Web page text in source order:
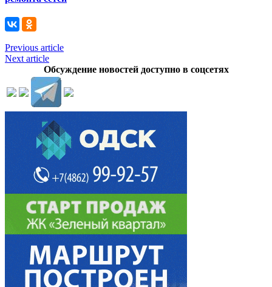
Previous article
Next article
Обсуждение новостей доступно в соцсетях